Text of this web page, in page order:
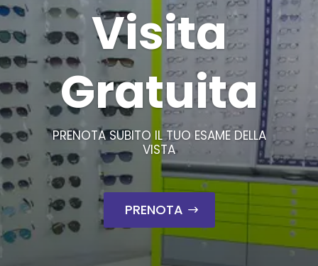
Visita
Gratuita
PRENOTA SUBITO IL TUO ESAME DELLA
VISTA
PRENOTA